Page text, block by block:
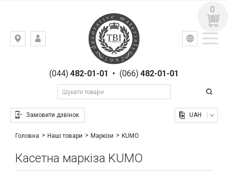
Київ,
Гоголівська,(044)482-01-01 • (066) 482-01-01
Замовити дзвінок
УКР РУС
UAH
0
Головна Наші товари Маркізи KUMO
Касетна маркіза KUMO